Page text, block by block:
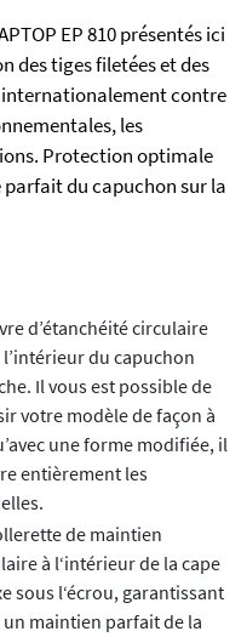
EP 810 présentés ici
des tiges filetées et des
contre
les
Protection optimale
du capuchon sur la
d’étanchéité circulaire
du capuchon
Il vous est possible de
votre modèle de façon à
une forme modifiée, il
entièrement les
de maintien
à l‘intérieur de la cape
sous l‘écrou, garantissant
maintien parfait de la